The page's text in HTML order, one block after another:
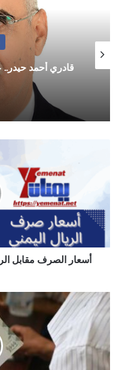
قادري أحمد حيدر..
اليمني
السبت
30
أغسطس
2025
صنعاء
..
البنك
المركزي
يحدد
موعد